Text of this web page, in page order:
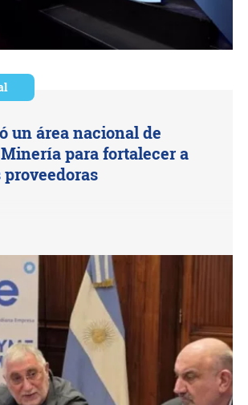
un área nacional de
para fortalecer a